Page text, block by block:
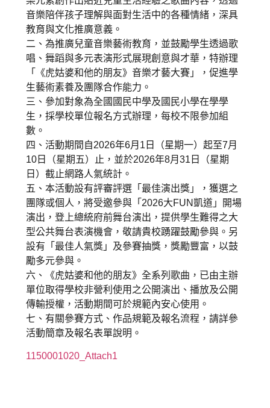
音樂陪伴孩子理解與面對生活中的各種情緒，深具
教育與文化推廣意義。
二、為推廣兒童音樂藝術教育，並鼓勵學生透過歌
唱、舞蹈與多元表演形式展現創意與才華，特辦理
「《虎姑婆和他的朋友》音樂才藝大賽」，促進學
生藝術素養及團隊合作能力。
三、參加對象為全國國民中學及國民小學在學學
生，採學校單位報名方式辦理，每校不限參加組
數。
四、活動期間自2026年6月1日（星期一）起至7月
10日（星期五）止，並於2026年8月31日（星期
日）截止網路人氣統計。
五、本活動設有評審評選「最佳演出獎」，獲選之
團隊或個人，將受邀參與「2026大FUN凱道」開場
演出，登上總統府前舞台演出，提供學生難得之大
型公共舞台表演機會，敬請貴校踴躍鼓勵參與。另
設有「最佳人氣獎」及參賽抽獎，獎勵豐富，以鼓
勵多元參與。
六、《虎姑婆和他的朋友》全系列歌曲，已由主辦
單位取得學校非營利使用之公開演出、播放及公開
傳輸授權，活動期間可於規範內安心使用。
七、有關參賽方式、作品規範及報名流程，請詳參
活動簡章及報名表單說明。
1150001020_Attach1